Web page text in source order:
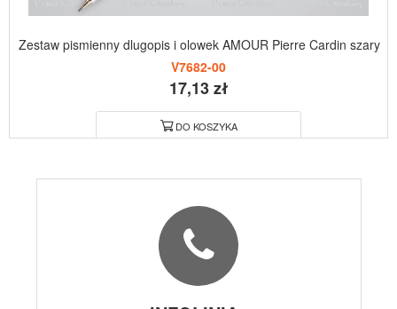
Zestaw pismienny dlugopis i olowek AMOUR Pierre Cardin szary
V7682-00
17,13 zł
DO KOSZYKA